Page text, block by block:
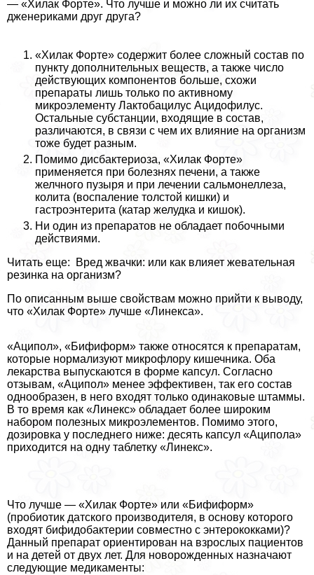
— «Хилак Форте». Что лучше и можно ли их считать
дженериками друг друга?
«Хилак Форте» содержит более сложный состав по
пункту дополнительных веществ, а также число
действующих компонентов больше, схожи
препараты лишь только по активному
микроэлементу Лактобацилус Ацидофилус.
Остальные субстанции, входящие в состав,
различаются, в связи с чем их влияние на организм
тоже будет разным.
Помимо дисбактериоза, «Хилак Форте»
применяется при болезнях печени, а также
желчного пузыря и при лечении сальмонеллеза,
колита (воспаление толстой кишки) и
гастроэнтерита (катар желудка и кишок).
Ни один из препаратов не обладает побочными
действиями.
Читать еще: Вред жвачки: или как влияет жевательная
резинка на организм?
По описанным выше свойствам можно прийти к выводу,
что «Хилак Форте» лучше «Линекса».
«Аципол», «Бифиформ» также относятся к препаратам,
которые нормализуют микрофлору кишечника. Оба
лекарства выпускаются в форме капсул. Согласно
отзывам, «Аципол» менее эффективен, так его состав
однообразен, в него входят только одинаковые штаммы.
В то время как «Линекс» обладает более широким
набором полезных микроэлементов. Помимо этого,
дозировка у последнего ниже: десять капсул «Аципола»
приходится на одну таблетку «Линекс».
Что лучше — «Хилак Форте» или «Бифиформ»
(пробиотик датского производителя, в основу которого
входят бифидобактерии совместно с энтерококками)?
Данный препарат ориентирован на взрослых пациентов
и на детей от двух лет. Для новорожденных назначают
следующие медикаменты: